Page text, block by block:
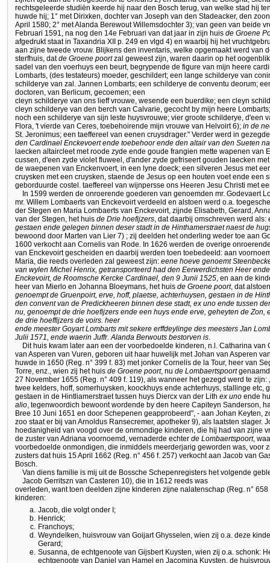
rechtsgeleerde studiën keerde hij naar den Bosch terug, van welke stad hij
huwde hij; 1° met Dirixken, dochter van Joseph van den Stadeacker, den
April 1580; 2° met Alanda Berewout Willemsdochter 3); van geen van beide
Februari 1591, na nog den 14e Februari van dat jaar in zijn huis de Groene
afgedrukt staat in Taxandria XII p. 249 en vlgd 4) en waarbij hij het
aan zijne tweede vrouw. Blijkens den inventaris, welke opgemaakt werd van
sterfhuis, datde Groene poortzal geweest zijn, waren daarin op het
sadel van den voerhuys een beurt, begrypende de figure van mijn heere
Lombarts, (des testateurs) moeder, geschildert; een lange schilderye van
schilderye van zal. Jannen Lombarts; een schilderye de conventu deorum;
doctoren, van Berlicum, gecoemen; een
cleyn schilderye van ons lieff vrouwe, wesende een buerdike; een cleyn
cleyn schilderye van den berch van Calvarie, gecocht by mijn heere
noch een schilderye van sijn leste huysvrouwe; vier groote schilderye, d'een
Flora, 't vierde van Ceres, toebehoirende mijn vrouwe van Helvoirt 6); in de
St. Jeronimus; een taeffereel van eenen cruysdrager." Verder werd in
den Cardinael Enckevoert ende toebehoor ende den altair van den Sueten
laecken altaircleet met roode zyde ende goude frangien mette wapenen van
cussen, d'een zyde violet fluweel, d'ander zyde gefriseert gouden laecken
de waepenen van Enckenvoert, in een lyne doeck; een silveren Jesus met
cruysken met een cruysken, staende de Jesus op een houten voet ende een
geborduurde costel. taeffereel van wijnpersse ons Heeren Jesu Christi met
In 1599 werden de onroerende goederen van genoemden mr. Godevaert
mr. Willem Lombaerts van Enckevoirt verdeeld en alstoen werd o.a.
der Stegen en Maria Lombaerts van Enckevoirt, zijnde Elisabeth, Gerard,
van der Stegen, het huis de Drie hoefijzers, dat daarbij omschreven werd als:
gestaen ende gelegen binnen deser stadt in de Hinthamerstraet naest de
bewoond door Marten van Lier 7) ; zij deelden het onderling weder toe aan
1600 verkocht aan Cornelis van Rode. In 1626 werden de overige
van Enckevoirt gescheiden en daarbij werden toen toebedeeld: aan
Maria, die reeds overleden zal geweest zijn: eene hoeve genoemt
van wylen Michel Henrix, getransporteerd had den Eerwerdichsten Heer
Enckevoirt, de Roomsche Kercke Cardinael, den 9 Junii 1525, en aan de
heer van Mierlo en Johanna Bloeymans, het huis de Groene poort, dat
genoempt de Gruenpoirt, erve, hoff, plaetse, achterhuysen, gestaen in de
den convent van de Predickheeren binnen dese stadt, ex uno ende tussen
nu, genoempt de drie hoefijzers ende een huys ende erve, geheyten de Zon,
de drie hoeffijzers de voirs. heer
ende meester Goyart Lombarts mit sekere erffdeylinge des meesters Jan
Julii 1571, ende waerin Juffr. Alanda Berwouts bestorven is.
Dit huis kwam later aan een der voorbedoelde kinderen, n.l. Catharina van
van Asperen van Vuren, geboren uit haar huwelijk met Johan van Asperen
huwde in 1650 (Reg. n° 399 f. 83) met jonker Cornelis de la Tour, heer van
Torre, enz., wien zij het huis de Groene poort, nu de Lombaertspoort
27 November 1655 (Reg. n° 409 f. 119), als wanneer het gezegd werd te
twee kelders, hoff, somerhuysken, koockhuys ende achterhuys, stallinge etc,
gestaen in de Hintliamerstraet tussen huys Diercx van der Lith ex uno ende
alio, tegenwoordich bewoont wordende by den heere Capiteyn Sanderson,
Bree 10 Juni 1651 en door Schepenen geapprobeerd", - aan Johan Keyten,
zoo staat er bij van Arnoldus Ransecremer, apotheker 9), als laatsten slager.
hoedanigheid van voogd over de onmondige kinderen, die hij had van zijne
de zuster van Adriana voornoemd, vernaderde echter de Lombaertspoort,
voorbedoelde onmondigen, die inmiddels meerderjarig geworden was, voor
zusters dat huis 15 April 1662 (Reg. n° 456 f. 257) verkocht aan Jacob van
Bosch.
Van diens familie is mij uit de Bossche Schepenregisters het volgende
Jacob Gerritszn van Casteren 10), die in 1612 reeds was
overleden, want toen deelden zijne kinderen zijne nalatenschap (Reg. n°
kinderen:
a. Jacob, die volgt onder I;
b. Henrick;
c. Franchoys;
d. Weyndelken, huisvrouw van Goijart Ghysselen, wien zij o.a. deze
Gerard;
e. Susanna, de echtgenoote van Gijsbert Kuysten, wien zij o.a. schonk:
echtgenoote van Daniel van Hamel en Jacomina Kuysten, de